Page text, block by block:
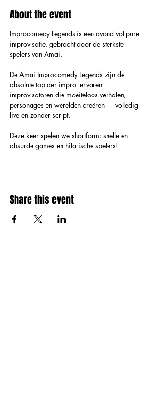
About the event
Improcomedy Legends is een avond vol pure
improvisatie, gebracht door de sterkste
spelers van Amai.
De Amai Improcomedy Legends zijn de
absolute top der impro: ervaren
improvisatoren die moeiteloos verhalen,
personages en werelden creëren — volledig
live en zonder script.
Deze keer spelen we shortform: snelle en
absurde games en hilarische spelers!
Share this event